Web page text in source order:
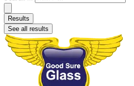
Results
See all results